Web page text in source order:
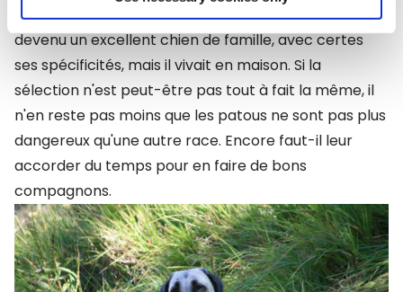
bon chien. Le patou était, après la disparition du loup,
devenu un excellent chien de famille, avec certes
ses spécificités, mais il vivait en maison. Si la
sélection n'est peut-être pas tout à fait la même, il
n'en reste pas moins que les patous ne sont pas plus
dangereux qu'une autre race. Encore faut-il leur
accorder du temps pour en faire de bons
compagnons.